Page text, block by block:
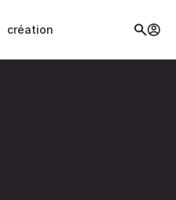
création